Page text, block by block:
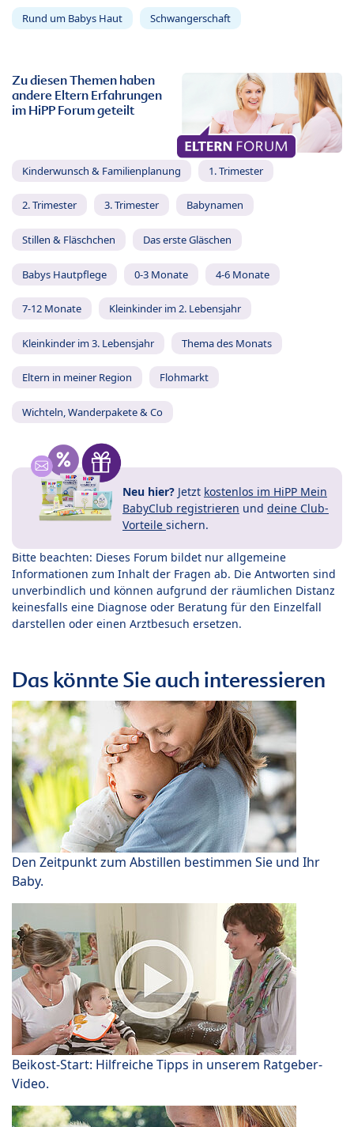
Rund um Babys Haut Schwangerschaft
Zu diesen Themen haben
andere Eltern Erfahrungen
im HiPP Forum geteilt
Kinderwunsch & Familienplanung 1. Trimester
2. Trimester 3. Trimester Babynamen
Stillen & Fläschchen Das erste Gläschen
Babys Hautpflege 0-3 Monate 4-6 Monate
7-12 Monate Kleinkinder im 2. Lebensjahr
Kleinkinder im 3. Lebensjahr Thema des Monats
Eltern in meiner Region Flohmarkt
Wichteln, Wanderpakete & Co
Neu hier? Jetzt kostenlos im HiPP Mein
BabyClub registrieren und deine Club-
Vorteile sichern.
Bitte beachten: Dieses Forum bildet nur allgemeine
Informationen zum Inhalt der Fragen ab. Die Antworten sind
unverbindlich und können aufgrund der räumlichen Distanz
keinesfalls eine Diagnose oder Beratung für den Einzelfall
darstellen oder einen Arztbesuch ersetzen.
Das könnte Sie auch interessieren
Den Zeitpunkt zum Abstillen bestimmen Sie und Ihr
Baby.
Beikost-Start: Hilfreiche Tipps in unserem Ratgeber-
Video.